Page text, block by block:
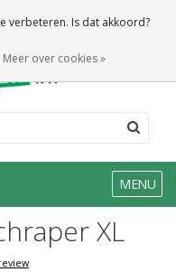
0 Artikelen
MENU
XL
verbeteren. Is dat akkoord?
Meer over cookies »